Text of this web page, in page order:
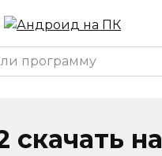
Search
for:
скачать на